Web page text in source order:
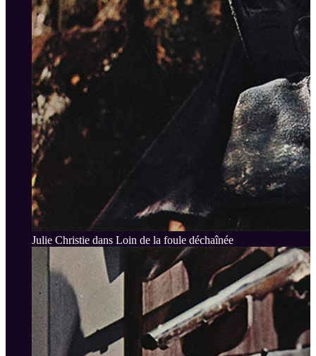
Julie Christie dans Loin de la foule déchaînée